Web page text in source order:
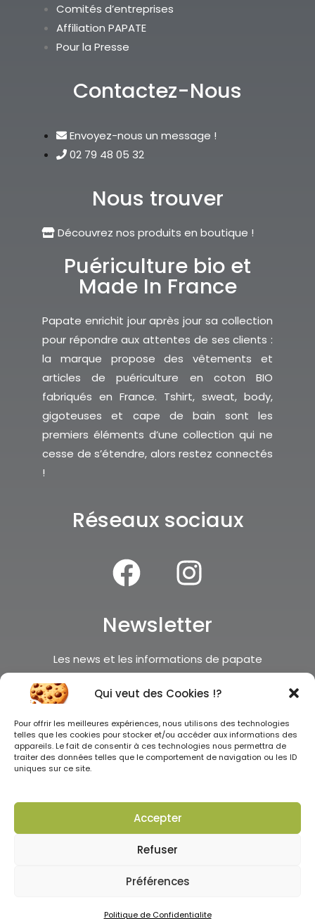
Qui veut des Cookies !?
Pour offrir les meilleures expériences, nous utilisons des technologies
telles que les cookies pour stocker et/ou accéder aux informations des
appareils. Le fait de consentir à ces technologies nous permettra de
traiter des données telles que le comportement de navigation ou les ID
uniques sur ce site.
Accepter
Refuser
Préférences
Politique de Confidentialite
Comités d’entreprises
Affiliation PAPATE
Pour la Presse
Contactez-Nous
Envoyez-nous un message !
02 79 48 05 32
Nous trouver
Découvrez nos produits en boutique !
Puériculture bio et
Made In France
Papate enrichit jour après jour sa collection
pour répondre aux attentes de ses clients :
la marque propose des vêtements et
articles de puériculture en coton BIO
fabriqués en France. Tshirt, sweat, body,
gigoteuses et cape de bain sont les
premiers éléments d’une collection qui ne
cesse de s’étendre, alors restez connectés
!
Réseaux sociaux
Newsletter
Les news et les informations de papate
c’est par ici
Tous droits réservés ©2025
Mentions légales–Politique de confidentialité